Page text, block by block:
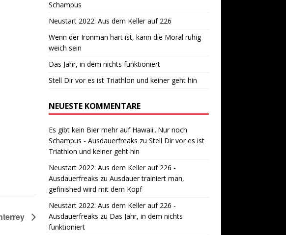
Schampus
Neustart 2022: Aus dem Keller auf 226
Wenn der Ironman hart ist, kann die Moral ruhig
weich sein
Das Jahr, in dem nichts funktioniert
Stell Dir vor es ist Triathlon und keiner geht hin
NEUESTE KOMMENTARE
Es gibt kein Bier mehr auf Hawaii...Nur noch
Schampus - Ausdauerfreaks zu Stell Dir vor es ist
Triathlon und keiner geht hin
Neustart 2022: Aus dem Keller auf 226 -
Ausdauerfreaks zu Ausdauer trainiert man,
gefinished wird mit dem Kopf
Neustart 2022: Aus dem Keller auf 226 -
Ausdauerfreaks zu Das Jahr, in dem nichts
funktioniert